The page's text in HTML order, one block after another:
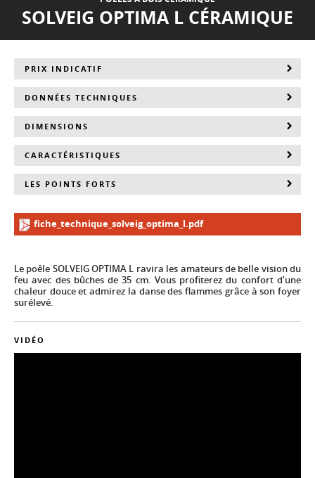
SOLVEIG OPTIMA L CÉRAMIQUE
Le poêle SOLVEIG OPTIMA L ravira les amateurs de belle vision du
feu avec des bûches de 35 cm. Vous profiterez du confort d’une
chaleur douce et admirez la danse des flammes grâce à son foyer
surélevé.
VIDÉO
PRIX INDICATIF
DONNÉES TECHNIQUES
DIMENSIONS
CARACTÉRISTIQUES
LES POINTS FORTS
fiche_technique_solveig_optima_l.pdf